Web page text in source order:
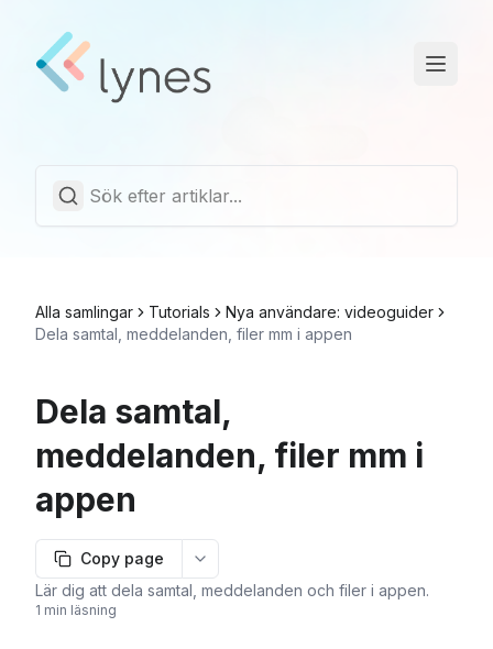
Alla samlingar Tutorials
Nya användare: videoguider
Dela samtal, meddelanden, filer mm i appen
Dela samtal,
meddelanden, filer mm i
appen
Copy page
More options
Lär dig att dela samtal, meddelanden och filer i appen.
1 min läsning